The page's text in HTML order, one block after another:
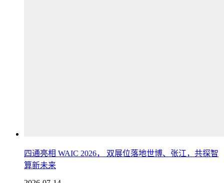
四通亮相 WAIC 2026， 双展位落地世博、张江，共探智
算新未来